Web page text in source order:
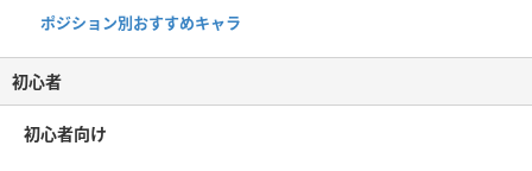
ポジション別おすすめキャラ
初心者
初心者向け